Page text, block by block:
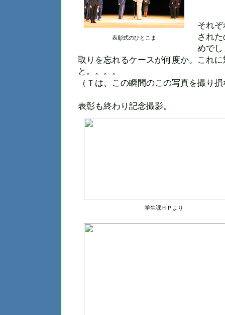
表彰式のひとこま
それ
され
めで
取りを忘れるケースが何度か。これ
と。。。。
（Ｔは、この瞬間のこの写真を撮り
表彰も終わり記念撮影。
学生課ＨＰより